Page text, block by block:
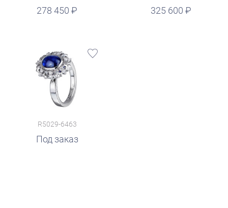
278 450 325 600
руб.
R5029-6463
Под заказ